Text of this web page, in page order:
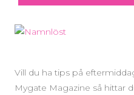
Vill du ha tips på
Mygate Magazine så hittar